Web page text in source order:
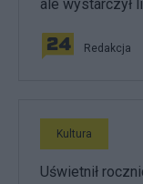
ale wystarczył
Redakcja
Kultura
Uświetnił